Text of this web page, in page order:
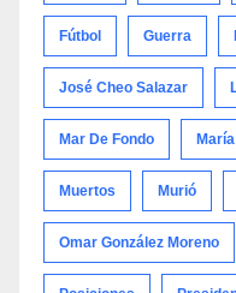
Fútbol Guerra
José Cheo Salazar
Mar De Fondo
Muertos Murió
Omar González Moreno